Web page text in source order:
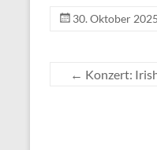
30. Oktober 2025
← Konzert: